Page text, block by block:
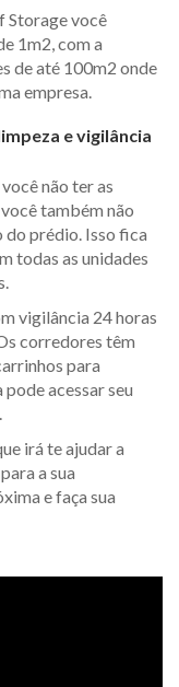
Storage você
1m2, com a
de até 100m2 onde
empresa.
e vigilância
não ter as
também não
do prédio. Isso fica
todas as unidades
vigilância 24 horas
corredores têm
para
acessar seu
irá te ajudar a
a sua
e faça sua